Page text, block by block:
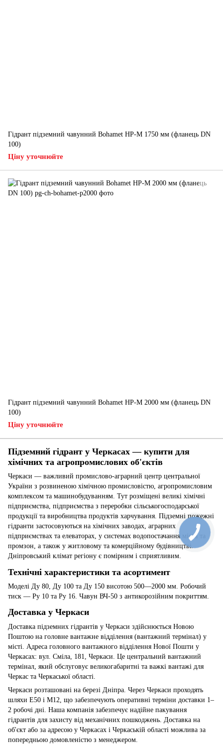
Гідрант підземний чавунний Bohamet HP-M 1750 мм (фланець DN
100)
Ціну уточнюйте
Гідрант підземний чавунний Bohamet HP-M 2000 мм (фланець DN
100)
Ціну уточнюйте
Підземний гідрант у Черкасах — купити для
хімічних та агропромислових об'єктів
Черкаси — важливий промислово-аграрний центр центральної
України з розвиненою хімічною промисловістю, агропромисловим
комплексом та машинобудуванням. Тут розміщені великі хімічні
підприємства, підприємства з переробки сільськогосподарської
продукції та виробництва продуктів харчування. Підземні пожежні
гідранти застосовуються на хімічних заводах, аграрних
підприємствах та елеваторах, у системах водопостачання міста та
промзон, а також у житловому та комерційному будівництві.
Дніпровський клімат регіону є помірним і сприятливим.
Технічні характеристики та асортимент
Моделі Ду 80, Ду 100 та Ду 150 висотою 500—2000 мм. Робочий
тиск — Ру 10 та Ру 16. Чавун ВЧ-50 з антикорозійним покриттям.
Доставка у Черкаси
Доставка підземних гідрантів у Черкаси здійснюється Новою
Поштою на головне вантажне відділення (вантажний термінал) у
місті. Адреса головного вантажного відділення Нової Пошти у
Черкасах: вул. Сміла, 181, Черкаси. Це центральний вантажний
термінал, який обслуговує великогабаритні та важкі вантажі для
Черкас та Черкаської області.
Черкаси розташовані на березі Дніпра. Через Черкаси проходять
шляхи E50 і M12, що забезпечують оперативні терміни доставки 1–
2 робочі дні. Наша компанія забезпечує надійне пакування
гідрантів для захисту від механічних пошкоджень. Доставка на
об'єкт або за адресою у Черкасах і Черкаській області можлива за
попередньою домовленістю з менеджером.